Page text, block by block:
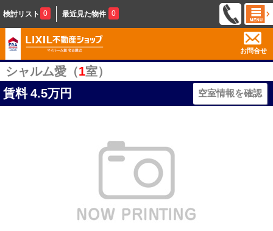
検討リスト 0 最近見た物件 0
お問合せ
シャルム愛（1室）
賃料 4.5万円 空室情報を確認